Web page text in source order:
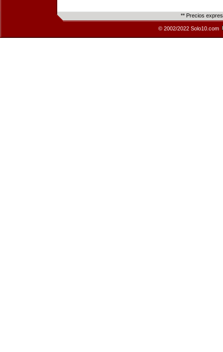
** Precios
© 2002/2022 Solo10.com